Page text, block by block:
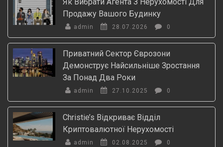
Як Вибрати Агента З Нерухомості Для
Продажу Вашого Будинку
admin 28.07.2026 0
Приватний Сектор Єврозони
Демонструє Найсильніше Зростання
За Понад Два Роки
admin 27.10.2025 0
Christie’s Відкриває Відділ
Криптовалютної Нерухомості
admin 02.08.2025 0